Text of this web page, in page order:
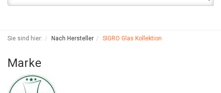
Sie sind hier: Nach Hersteller SIGRO Glas Kollektion
Marke